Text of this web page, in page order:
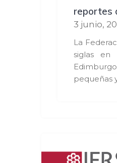
reportes
3 junio,
La
siglas en
pequeñas